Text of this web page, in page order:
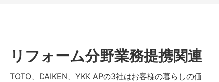
リフォーム分野業務提携関連
TOTO、DAIKEN、YKK APの3社はお客様の暮らしの価